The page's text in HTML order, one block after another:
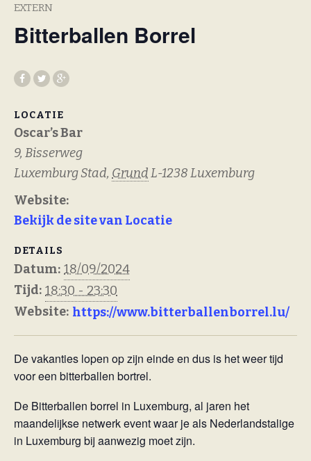
EXTERN
Bitterballen Borrel
LOCATIE
Oscar’s Bar
9, Bisserweg
Luxemburg Stad, GrundL-1238Luxemburg
Website:
Bekijk de site van Locatie
DETAILS
Datum: 18/09/2024
Tijd: 18:30 - 23:30
Website: https://www.bitterballenborrel.lu/
De vakanties lopen op zijn einde en dus is het weer tijd
voor een bitterballen bortrel.
De Bitterballen borrel in Luxemburg, al jaren het
maandelijkse netwerk event waar je als Nederlandstalige
in Luxemburg bij aanwezig moet zijn.